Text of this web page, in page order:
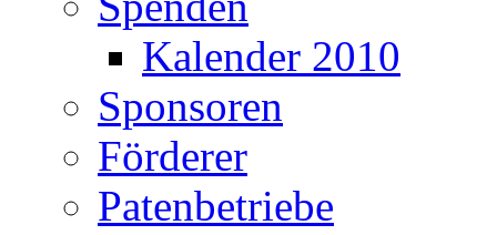
Kalender 2010
Sponsoren
Förderer
Patenbetriebe